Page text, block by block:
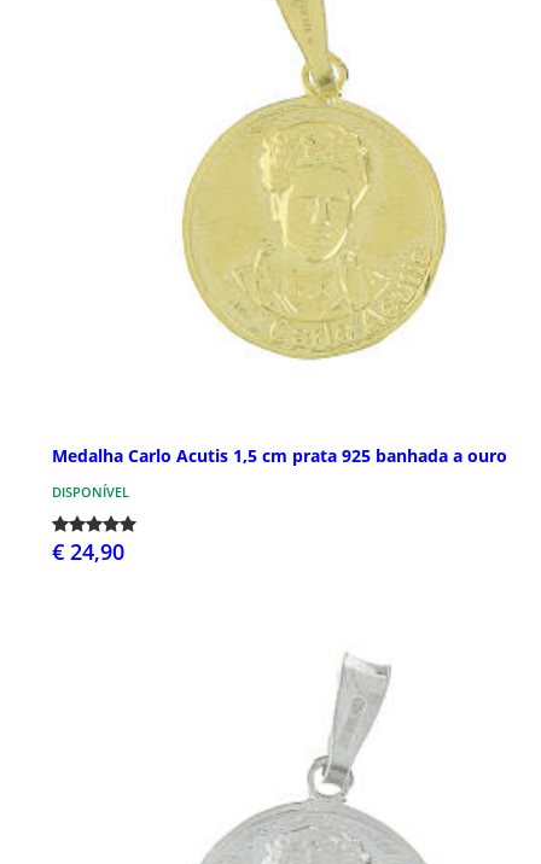
Medalha Carlo Acutis 1,5 cm prata 925 banhada a ouro
DISPONÍVEL
€ 24,90